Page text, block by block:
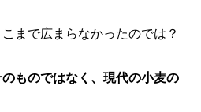
まで広まらなかったのでは？
のものではなく、現代の小麦の